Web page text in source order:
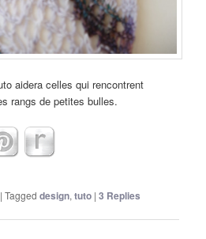
aidera celles qui rencontrent
rangs de petites bulles.
|Tagged design,tuto |3 Replies